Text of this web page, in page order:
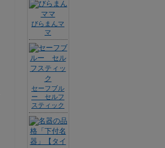
びらまんマ
マ
セーフブル
ー セルフ
スティック